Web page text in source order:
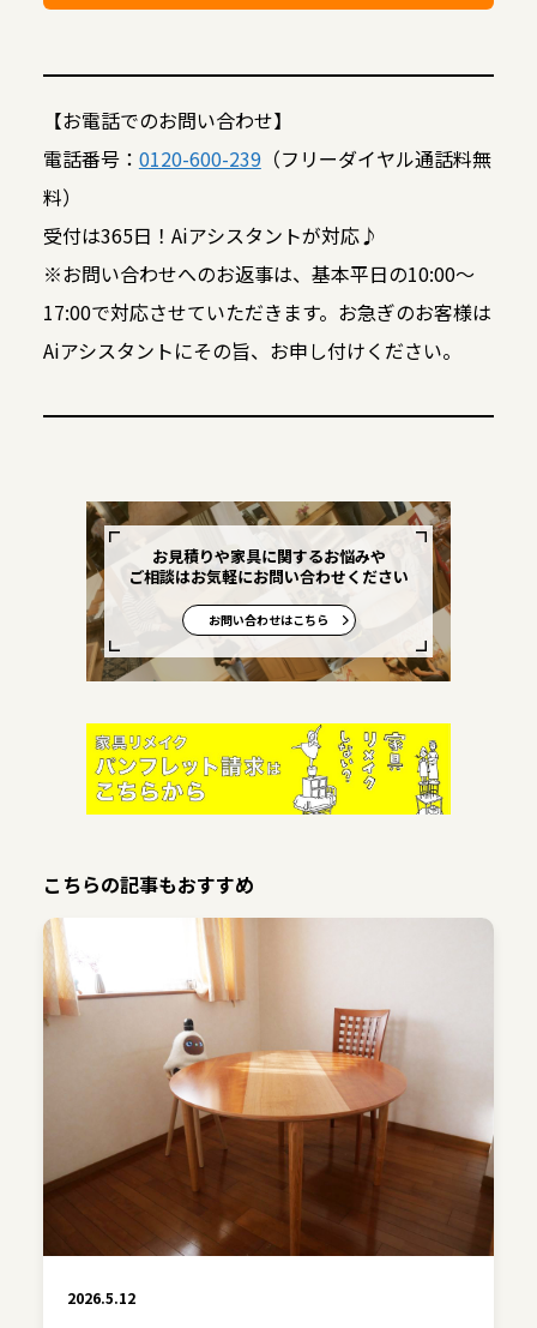
【お電話でのお問い合わせ】
電話番号： 0120-600-239（フリーダイヤル通話料無
料）
受付は365日！Aiアシスタントが対応♪
※お問い合わせへのお返事は、基本平日の10:00～
17:00で対応させていただきます。お急ぎのお客様は
Aiアシスタントにその旨、お申し付けください。
お見積りや家具に関するお悩みや
ご相談はお気軽にお問い合わせください
お問い合わせはこちら
こちらの記事もおすすめ
2026.5.12